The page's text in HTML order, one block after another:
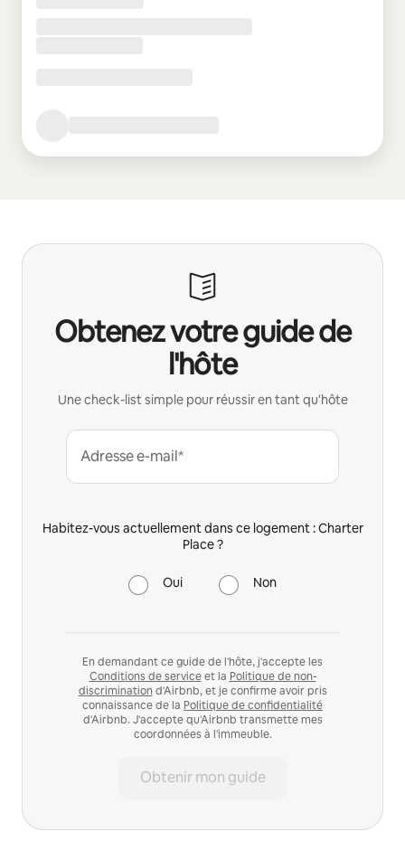
Obtenez votre guide de
l'hôte
Une check-list simple pour réussir en tant qu'hôte
Adresse e-mail*
Habitez-vous actuellement dans ce logement : Charter
Place ?
Oui Non
En demandant ce guide de l'hôte, j'accepte les
Conditions de serviceet la Politique de non-
discrimination d'Airbnb, et je confirme avoir pris
connaissance de la Politique de confidentialité
d'Airbnb. J'accepte qu'Airbnb transmette mes
coordonnées à l'immeuble.
Obtenir mon guide